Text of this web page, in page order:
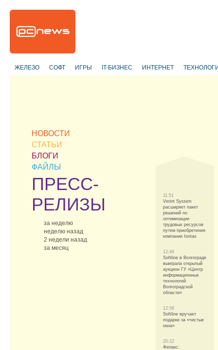
ЖЕЛЕЗО СОФТ ИГРЫ IT-БИЗНЕС ИНТЕРНЕТ
НОВОСТИ
СТАТЬИ
БЛОГИ
ФАЙЛЫ
ПРЕСС-
РЕЛИЗЫ
за неделю
неделю назад
2 недели назад
за месяц
11:51
Verint System
расширяет пакет
решений по
оптимизации
трудовых ресурсов
путем приобретения
компании Iontas
12:49
Softline в Волгограде
выиграла открытый
аукцион ГУ «Центр
информационных
технологий
Волгоградской
области»
12:58
Softline вручает
подарки за «чистые
окна»
20:22
Филакс: